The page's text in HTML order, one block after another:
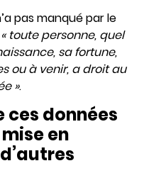
pas manqué par le
« toute personne, quel
sa fortune,
ou à venir, a droit au
».
ces données
en